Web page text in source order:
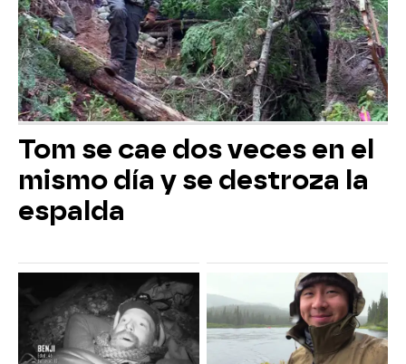
Tom se cae dos veces en el
mismo día y se destroza la
espalda